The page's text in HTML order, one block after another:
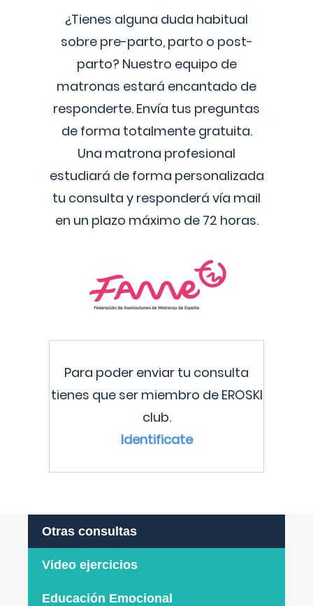
¿Tienes alguna duda habitual
sobre pre-parto, parto o post-
parto? Nuestro equipo de
matronas estará encantado de
responderte. Envía tus preguntas
de forma totalmente gratuita.
Una matrona profesional
estudiará de forma personalizada
tu consulta y responderá vía mail
en un plazo máximo de 72 horas.
Para poder enviar tu consulta
tienes que ser miembro de EROSKI
club.
Identificate
Otras consultas
Video ejercicios
Educación Emocional